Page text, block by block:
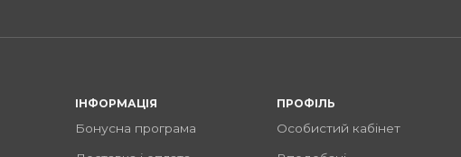
ІНФОРМАЦІЯ
Бонусна програма
ПРОФІЛЬ
Особистий кабінет